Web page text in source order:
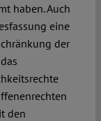
haben. Auch
eine
der
den